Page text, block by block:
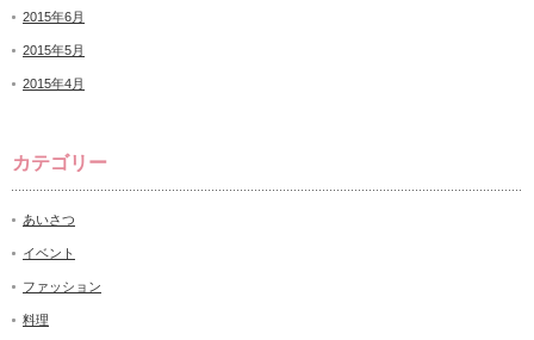
2015年6月
2015年5月
2015年4月
カテゴリー
あいさつ
イベント
ファッション
料理